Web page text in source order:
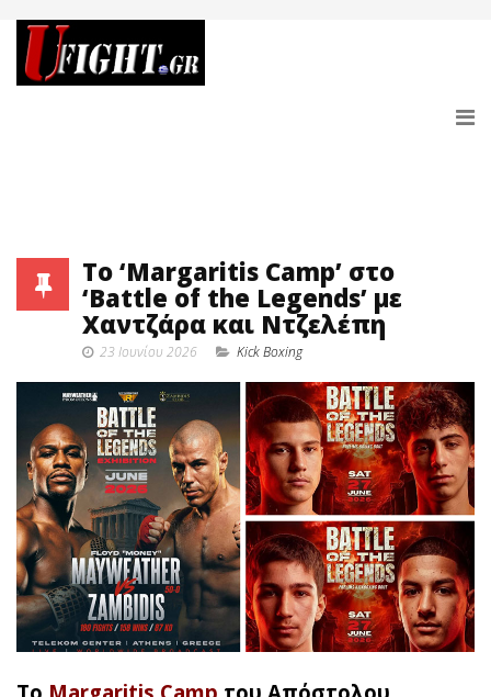
Το ‘Margaritis Camp’ στο
‘Battle of the Legends’ με
Χαντζάρα και Ντζελέπη
23 Ιουνίου 2026 Κick Boxing